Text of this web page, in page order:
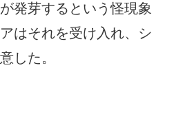
発芽するという怪現象
はそれを受け入れ、シ
した。